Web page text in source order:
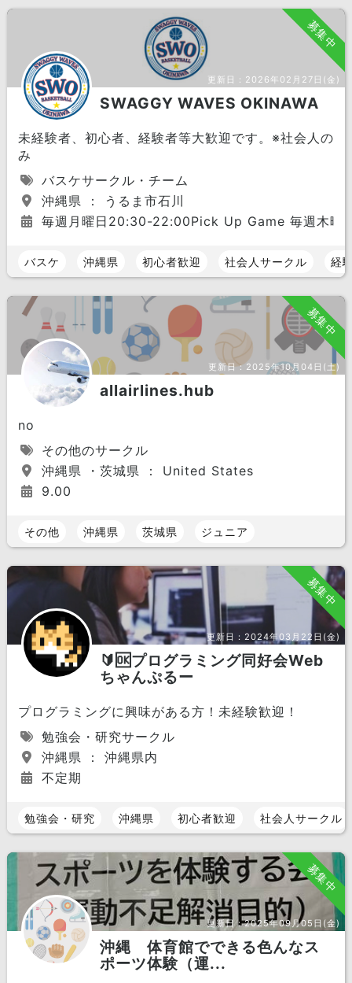
募集中
更新日： 2026年02月27日(金)
SWAGGY WAVES OKINAWA
未経験者、初心者、経験者等大歓迎です。※社会人の
み
バスケサークル・チーム
沖縄県 ： うるま市石川
毎週月曜日20:30-22:00Pick Up Game 毎週木曜
バスケ 沖縄県 初心者歓迎 社会人サークル 経
募集中
更新日： 2025年10月04日(土)
allairlines.hub
no
その他のサークル
沖縄県 ・茨城県 ： United States
9.00
その他 沖縄県 茨城県 ジュニア
募集中
更新日：2024年03月22日(金)
🔰🆗プログラミング同好会Web
ちゃんぷるー
プログラミングに興味がある方！未経験歓迎！
勉強会・研究サークル
沖縄県 ： 沖縄県内
不定期
勉強会・研究 沖縄県 初心者歓迎 社会人サークル
募集中
更新日：2025年09月05日(金)
沖縄 体育館でできる色んなス
ポーツ体験（運...